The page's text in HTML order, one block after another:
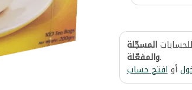
المسجّلة
والمفعّلة.
أوافتح حساب